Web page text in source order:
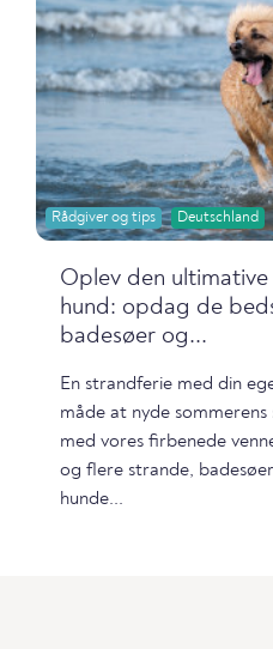
Rådgiver og tips Deutschland
Oplev den
hund: opdag de
badesøer og...
En strandferie med din
måde at nyde sommerens
med vores firbenede
og flere strande,
hunde...